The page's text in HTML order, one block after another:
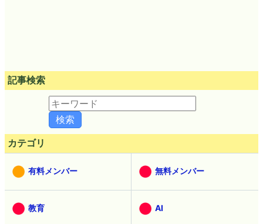
記事検索
カテゴリ
有料メンバー 無料メンバー
教育 AI